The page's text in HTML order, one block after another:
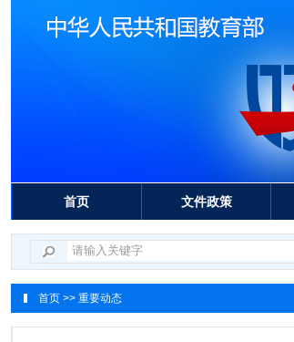
首页 文件政策
首页 >> 重要动态